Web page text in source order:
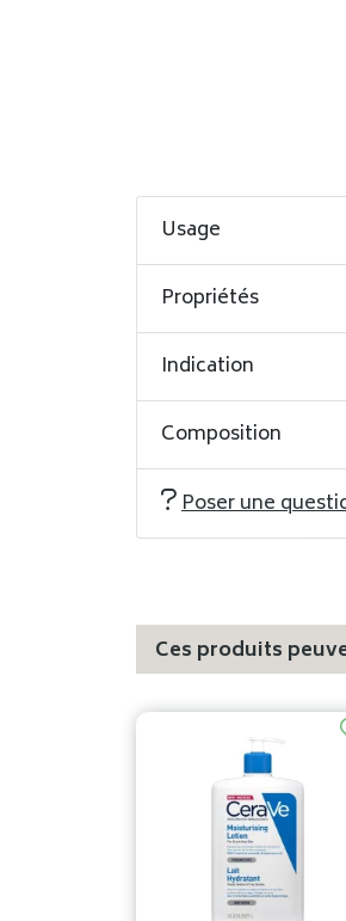
Usage
Propriétés
Indication
Composition
Poser une
Ces produits